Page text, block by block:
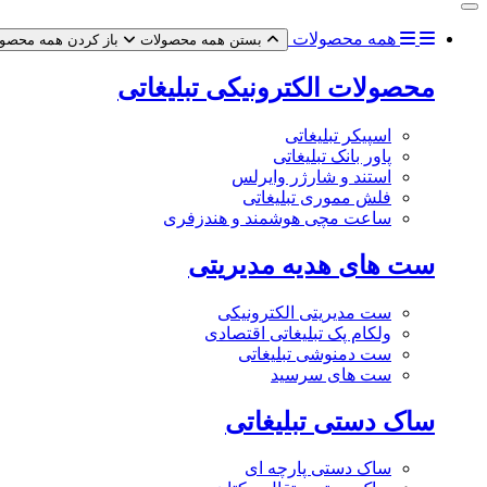
همه محصولات بستن همه محصولات باز کردن همه
محصولات الکترونیکی تبلیغاتی
اسپیکر تبلیغاتی
پاور بانک تبلیغاتی
استند و شارژر وایرلس
فلش مموری تبلیغاتی
ساعت مچی هوشمند و هندزفری
ست های هدیه مدیریتی
ست مدیریتی الکترونیکی
ولکام پک تبلیغاتی اقتصادی
ست دمنوشی تبلیغاتی
ست های سرسید
ساک دستی تبلیغاتی
ساک دستی پارچه ای